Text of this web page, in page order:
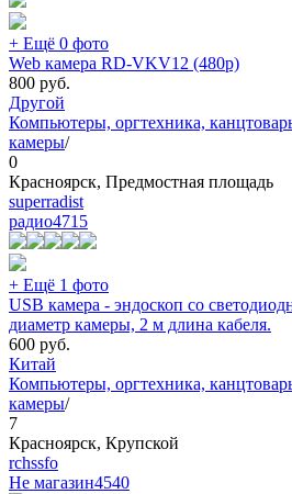
+ Ещё 0 фото
Web камера RD-VKV12 (480р)
800 руб.
Другой
Компьютеры, оргтехника,
камеры/
0
Красноярск, Предмостная площадь
superradist
радио4715
+ Ещё 1 фото
USB камера - эндоскоп со
диаметр камеры, 2 м длина кабеля.
600 руб.
Китай
Компьютеры, оргтехника,
камеры/
7
Красноярск, Крупской
rchssfo
Не магазин4540